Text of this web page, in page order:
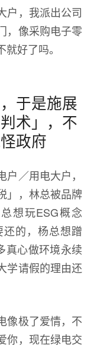
，我派出公司
，像采购电子零
好了吗。
于是施展
术」，不
政府
／用电大户，
」，林总被品牌
想玩ESG概念
的，杨总想蹭
真心做环境永续
学请假的理由还
极了爱情，不
你，现在绿电交